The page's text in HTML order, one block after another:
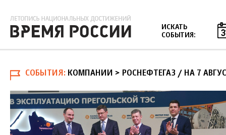
ИСКАТЬ
СОБЫТИЯ:
СОБЫТИЯ КОМПАНИИ > РОСНЕФТЕГАЗ / НА 7